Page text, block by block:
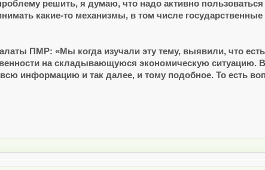
решить, я думаю, что надо активно
какие-то механизмы, в том числе
ПМР: «Мы когда изучали эту тему, выявили, что
на складывающуюся экономическую ситуацию.
информацию и так далее, и тому подобное. То есть